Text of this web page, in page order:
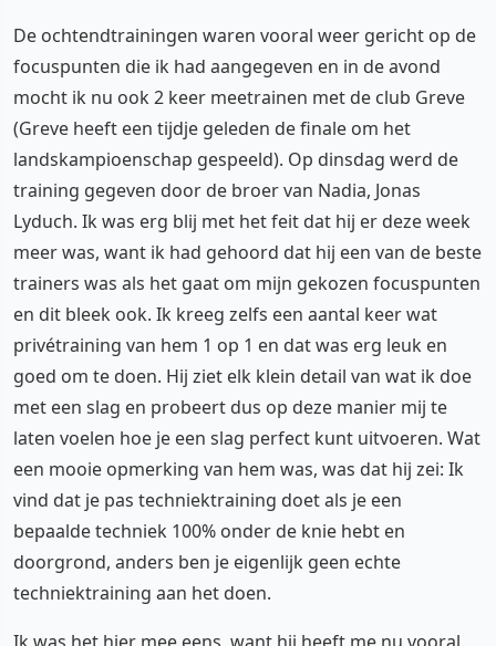
De ochtendtrainingen waren vooral weer gericht op de
focuspunten die ik had aangegeven en in de avond
mocht ik nu ook 2 keer meetrainen met de club Greve
(Greve heeft een tijdje geleden de finale om het
landskampioenschap gespeeld). Op dinsdag werd de
training gegeven door de broer van Nadia, Jonas
Lyduch. Ik was erg blij met het feit dat hij er deze week
meer was, want ik had gehoord dat hij een van de beste
trainers was als het gaat om mijn gekozen focuspunten
en dit bleek ook. Ik kreeg zelfs een aantal keer wat
privétraining van hem 1 op 1 en dat was erg leuk en
goed om te doen. Hij ziet elk klein detail van wat ik doe
met een slag en probeert dus op deze manier mij te
laten voelen hoe je een slag perfect kunt uitvoeren. Wat
een mooie opmerking van hem was, was dat hij zei: Ik
vind dat je pas techniektraining doet als je een
bepaalde techniek 100% onder de knie hebt en
doorgrond, anders ben je eigenlijk geen echte
techniektraining aan het doen.